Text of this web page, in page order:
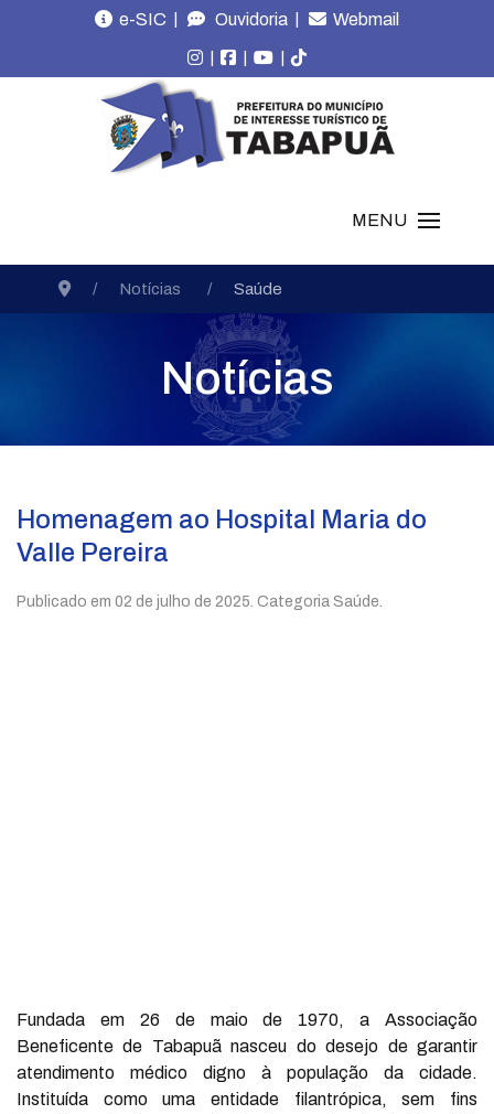
e-SIC | Ouvidoria | Webmail
| | |
MENU
Notícias Saúde
Notícias
Homenagem ao Hospital Maria do
Valle Pereira
Publicado em 02 de julho de 2025 . Categoria Saúde.
Fundada em 26 de maio de 1970, a Associação
Beneficente de Tabapuã nasceu do desejo de garantir
atendimento médico digno à população da cidade.
Instituída como uma entidade filantrópica, sem fins